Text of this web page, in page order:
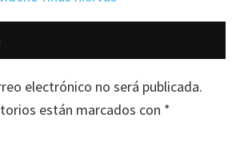
electrónico no será publicada.
están marcados con *